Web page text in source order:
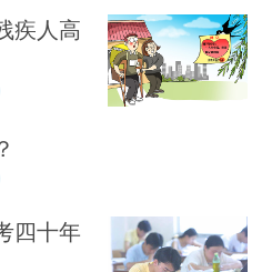
疾人高
四十年